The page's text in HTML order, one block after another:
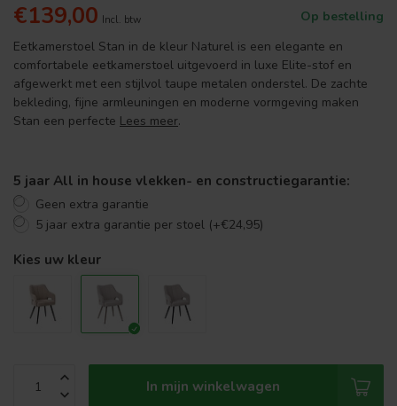
€139,00 Incl. btw
Op bestelling
Eetkamerstoel Stan in de kleur Naturel is een elegante en
comfortabele eetkamerstoel uitgevoerd in luxe Elite-stof en
afgewerkt met een stijlvol taupe metalen onderstel. De zachte
bekleding, fijne armleuningen en moderne vormgeving maken
Stan een perfecte Lees meer.
5 jaar All in house vlekken- en constructiegarantie:
Geen extra garantie
5 jaar extra garantie per stoel (+€24,95)
Kies uw kleur
In mijn winkelwagen